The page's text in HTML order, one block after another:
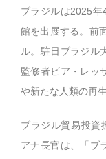
ブラジルは2025
館を出展する。前
ル。駐日ブラジル
監修者ビア・レッ
や新たな人類の再
ブラジル貿易投資
アナ長官は、「ブ